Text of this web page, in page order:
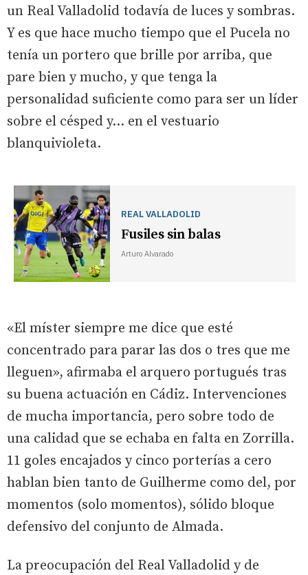
un Real Valladolid todavía de luces y sombras.
Y es que hace mucho tiempo que el Pucela no
tenía un portero que brille por arriba, que
pare bien y mucho, y que tenga la
personalidad suficiente como para ser un líder
sobre el césped y... en el vestuario
blanquivioleta.
REAL VALLADOLID
Fusiles sin balas
Arturo Alvarado
«El míster siempre me dice que esté
concentrado para parar las dos o tres que me
lleguen», afirmaba el arquero portugués tras
su buena actuación en Cádiz. Intervenciones
de mucha importancia, pero sobre todo de
una calidad que se echaba en falta en Zorrilla.
11 goles encajados y cinco porterías a cero
hablan bien tanto de Guilherme como del, por
momentos (solo momentos), sólido bloque
defensivo del conjunto de Almada.
La preocupación del Real Valladolid y de